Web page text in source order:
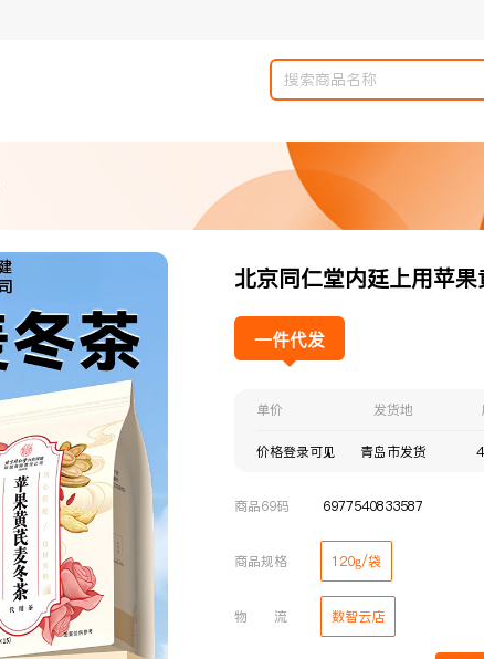
北京同仁堂内廷上用苹
一件代发
单价 发货地
价格登录可见 青岛市发货
商品69码 6977540833587
商品规格 120g/袋
物 流 数智云店